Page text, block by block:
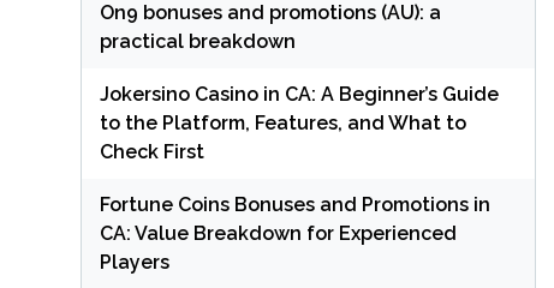
On9 bonuses and promotions (AU): a
practical breakdown
Jokersino Casino in CA: A Beginner’s Guide
to the Platform, Features, and What to
Check First
Fortune Coins Bonuses and Promotions in
CA: Value Breakdown for Experienced
Players